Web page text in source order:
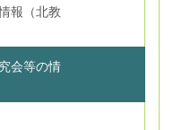
報（北教
会等の情